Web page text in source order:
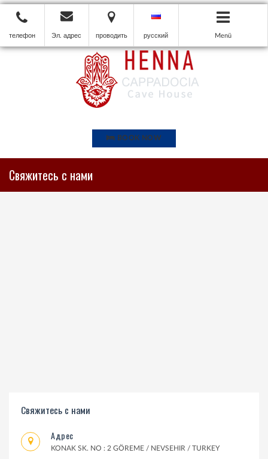
телефон Эл. адрес проводить русский Menü
BOOK NOW
Свяжитесь с нами
Свяжитесь с нами
Адрес
KONAK SK. NO : 2 GÖREME / NEVSEHIR / TURKEY